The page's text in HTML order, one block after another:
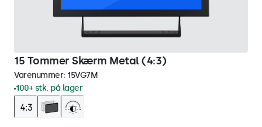
15 Tommer Skærm Metal (4:3)
Varenummer: 15VG7M
100+ stk. på lager